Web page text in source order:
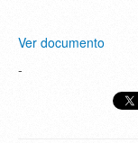
Ver documento
-